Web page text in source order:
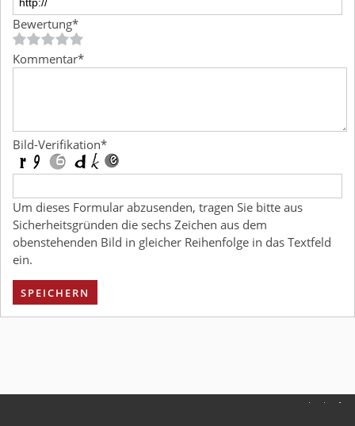
Bewertung*
Kommentar*
Bild-Verifikation*
Um dieses Formular abzusenden, tragen Sie bitte aus
Sicherheitsgründen die sechs Zeichen aus dem
obenstehenden Bild in gleicher Reihenfolge in das Textfeld
ein.
SPEICHERN